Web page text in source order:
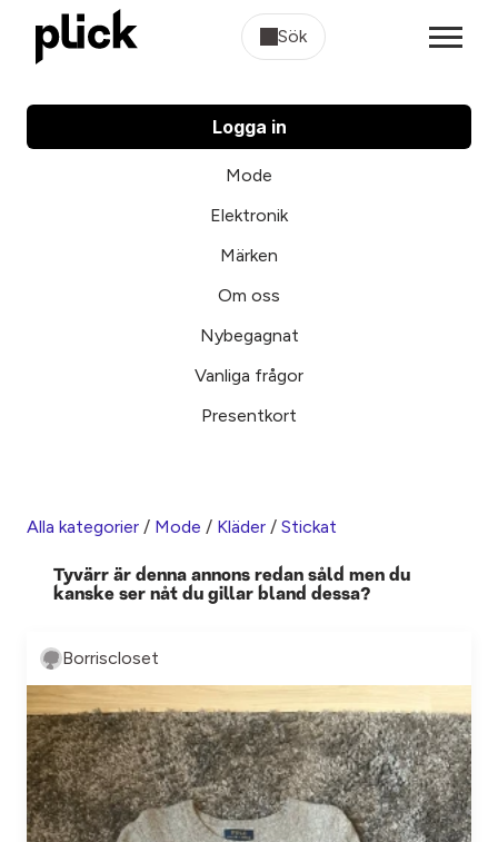
Sök
Logga in
Mode
Elektronik
Märken
Om oss
Nybegagnat
Vanliga frågor
Presentkort
Alla kategorier / Mode / Kläder / Stickat
Tyvärr är denna annons redan såld men du
kanske ser nåt du gillar bland dessa?
Borriscloset